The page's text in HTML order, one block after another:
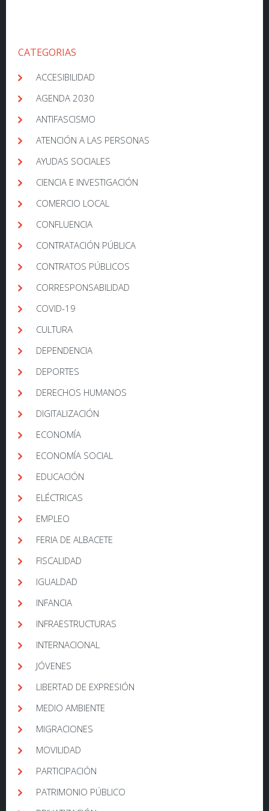
CATEGORIAS
ACCESIBILIDAD
AGENDA 2030
ANTIFASCISMO
ATENCIÓN A LAS PERSONAS
AYUDAS SOCIALES
CIENCIA E INVESTIGACIÓN
COMERCIO LOCAL
CONFLUENCIA
CONTRATACIÓN PÚBLICA
CONTRATOS PÚBLICOS
CORRESPONSABILIDAD
COVID-19
CULTURA
DEPENDENCIA
DEPORTES
DERECHOS HUMANOS
DIGITALIZACIÓN
ECONOMÍA
ECONOMÍA SOCIAL
EDUCACIÓN
ELÉCTRICAS
EMPLEO
FERIA DE ALBACETE
FISCALIDAD
IGUALDAD
INFANCIA
INFRAESTRUCTURAS
INTERNACIONAL
JÓVENES
LIBERTAD DE EXPRESIÓN
MEDIO AMBIENTE
MIGRACIONES
MOVILIDAD
PARTICIPACIÓN
PATRIMONIO PÚBLICO